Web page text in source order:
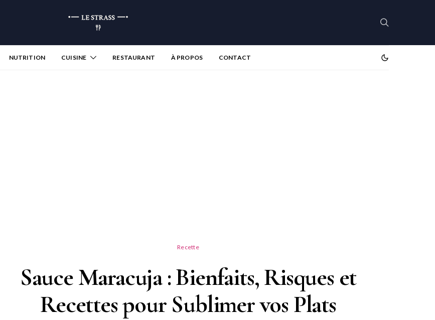
NUTRITION CUISINE RESTAURANT À PROPOS CONTACT
Recette
Sauce Maracuja : Bienfaits, Risques et
Recettes pour Sublimer vos Plats